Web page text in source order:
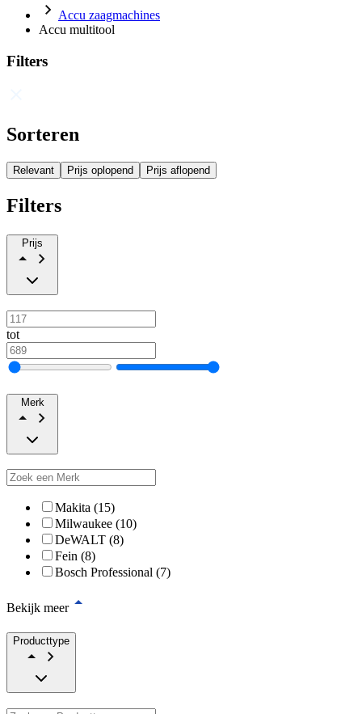
Accu zaagmachines
Accu multitool
Filters
Sorteren
Relevant Prijs oplopend Prijs aflopend
Filters
Prijs
tot
Merk
Makita (15)
Milwaukee (10)
DeWALT (8)
Fein (8)
Bosch Professional (7)
Bekijk meer
Producttype